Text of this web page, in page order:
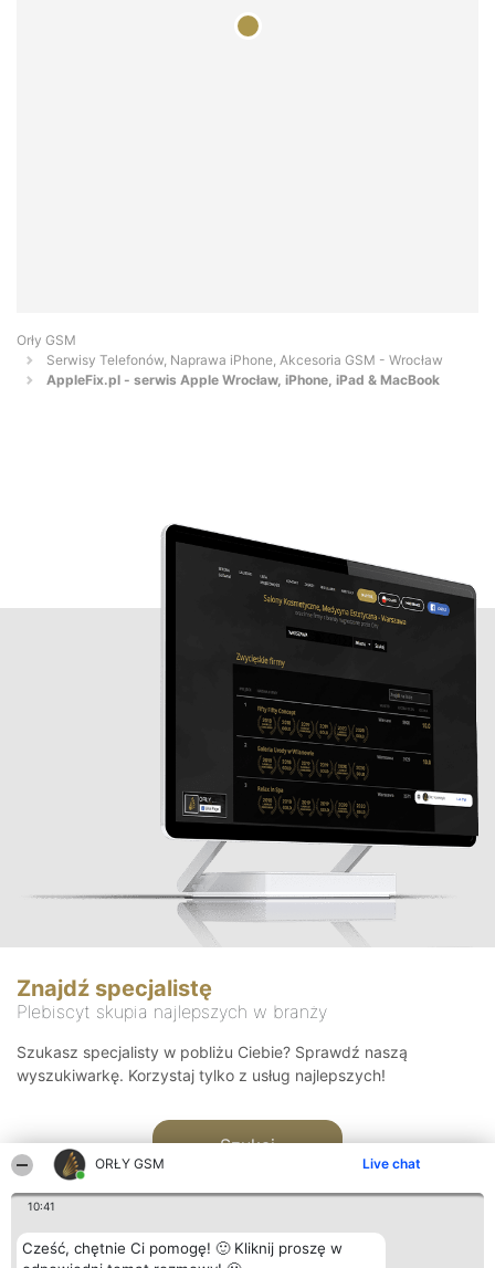
ORŁY GSM Live chat
10:41
Cześć, chętnie Ci pomogę! 🙂 Kliknij proszę w
Orły GSM
Serwisy Telefonów, Naprawa iPhone, Akcesoria GSM - Wrocław
AppleFix.pl - serwis Apple Wrocław, iPhone, iPad & MacBook
Znajdź specjalistę
Plebiscyt skupia najlepszych w branży
Szukasz specjalisty w pobliżu Ciebie? Sprawdź naszą
wyszukiwarkę. Korzystaj tylko z usług najlepszych!
Szukaj